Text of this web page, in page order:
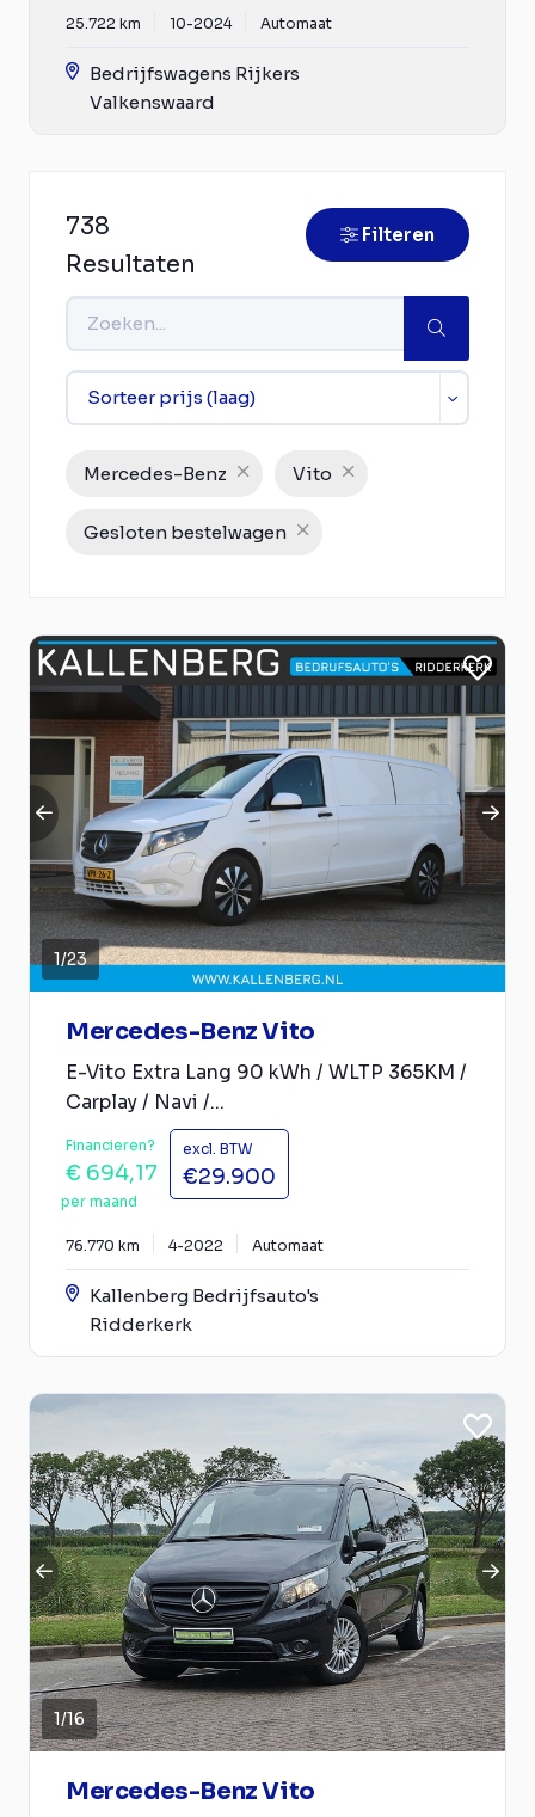
25.722 km 10-2024 Automaat
Bedrijfswagens Rijkers
Valkenswaard
738
Resultaten
Filteren
Mercedes-Benz Vito
Gesloten bestelwagen
1/23
Mercedes-Benz Vito
E-Vito Extra Lang 90 kWh / WLTP 365KM /
Carplay / Navi /...
Financieren?
€ 694,17
per maand
excl. BTW
€29.900
76.770 km 4-2022 Automaat
Kallenberg Bedrijfsauto's
Ridderkerk
1/16
Mercedes-Benz Vito